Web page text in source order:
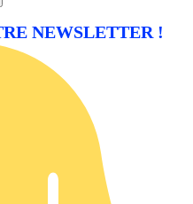
NEWSLETTER !